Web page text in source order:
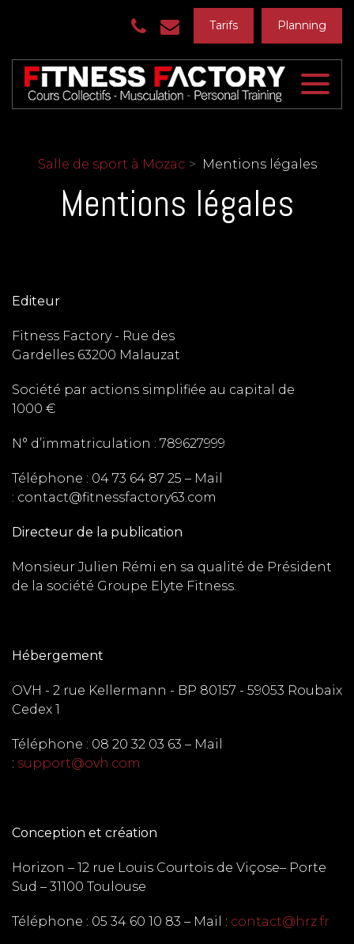
Tarifs Planning
Salle de sport à Mozac Mentions légales
Mentions légales
Editeur
Fitness Factory - Rue des
Gardelles 63200 Malauzat
Société par actions simplifiée au capital de
1000 €
N° d’immatriculation : 789627999
Téléphone : 04 73 64 87 25 – Mail
: contact@fitnessfactory63.com
Directeur de la publication
Monsieur Julien Rémi en sa qualité de Président
de la société Groupe Elyte Fitness.
Hébergement
OVH - 2 rue Kellermann - BP 80157 - 59053 Roubaix
Cedex 1
Téléphone : 08 20 32 03 63 – Mail
: support@ovh.com
Conception et création
Horizon – 12 rue Louis Courtois de Viçose– Porte
Sud – 31100 Toulouse
Téléphone : 05 34 60 10 83 – Mail : contact@hrz.fr
Panneau de gestion des cookies